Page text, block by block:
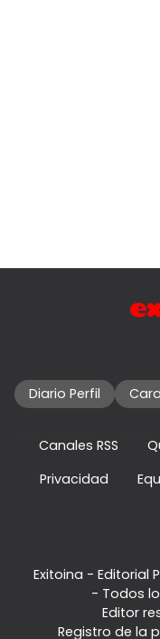
Diario Perfil
Canales RSS
Privacidad
Exitoina - Editorial
- Todos
Editor
Registro de la